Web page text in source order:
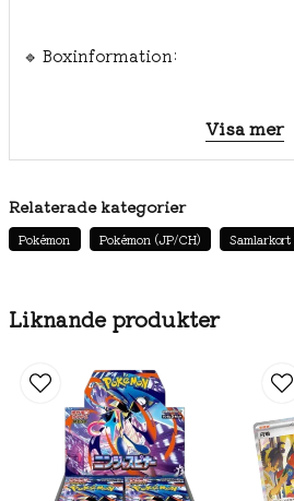
Liknande produkter
🔹 Boxinformation:
20 booster packs × 7 kort per pack
Visa mer
Relaterade kategorier
Pokémon Pokémon (JP/CH) Samlarkort